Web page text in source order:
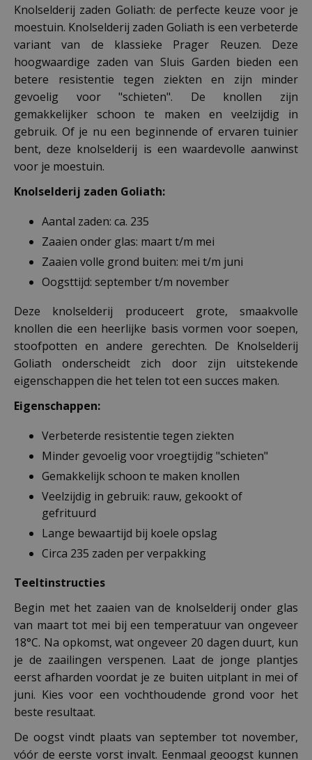
Knolselderij zaden Goliath: de perfecte keuze voor je
moestuin. Knolselderij zaden Goliath is een verbeterde
variant van de klassieke Prager Reuzen. Deze
hoogwaardige zaden van Sluis Garden bieden een
betere resistentie tegen ziekten en zijn minder
gevoelig voor "schieten". De knollen zijn
gemakkelijker schoon te maken en veelzijdig in
gebruik. Of je nu een beginnende of ervaren tuinier
bent, deze knolselderij is een waardevolle aanwinst
voor je moestuin.
Knolselderij zaden Goliath:
Aantal zaden: ca. 235
Zaaien onder glas: maart t/m mei
Zaaien volle grond buiten: mei t/m juni
Oogsttijd: september t/m november
Deze knolselderij produceert grote, smaakvolle
knollen die een heerlijke basis vormen voor soepen,
stoofpotten en andere gerechten. De Knolselderij
Goliath onderscheidt zich door zijn uitstekende
eigenschappen die het telen tot een succes maken.
Eigenschappen:
Verbeterde resistentie tegen ziekten
Minder gevoelig voor vroegtijdig "schieten"
Gemakkelijk schoon te maken knollen
Veelzijdig in gebruik: rauw, gekookt of
gefrituurd
Lange bewaartijd bij koele opslag
Circa 235 zaden per verpakking
Teeltinstructies
Begin met het zaaien van de knolselderij onder glas
van maart tot mei bij een temperatuur van ongeveer
18°C. Na opkomst, wat ongeveer 20 dagen duurt, kun
je de zaailingen verspenen. Laat de jonge plantjes
eerst afharden voordat je ze buiten uitplant in mei of
juni. Kies voor een vochthoudende grond voor het
beste resultaat.
De oogst vindt plaats van september tot november,
vóór de eerste vorst invalt. Eenmaal geoogst kunnen